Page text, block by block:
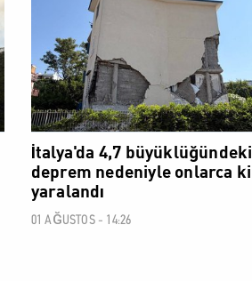
İtalya'da 4,7 büyüklüğündeki
deprem nedeniyle onlarca
yaralandı
01 AĞUSTOS - 14:26